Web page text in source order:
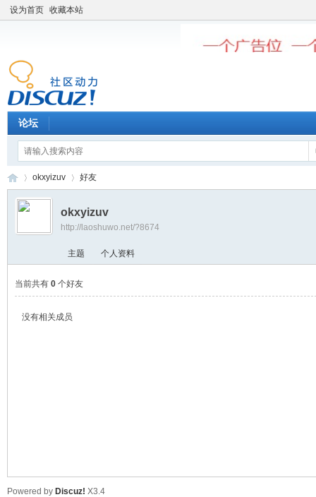
设为首页 收藏本站
论坛
›
okxyizuv 好友
okxyizuv
http://laoshuwo.net/?8674
主题 个人资料
当前共有 0个好友
没有相关成员
Powered by Discuz! X3.4